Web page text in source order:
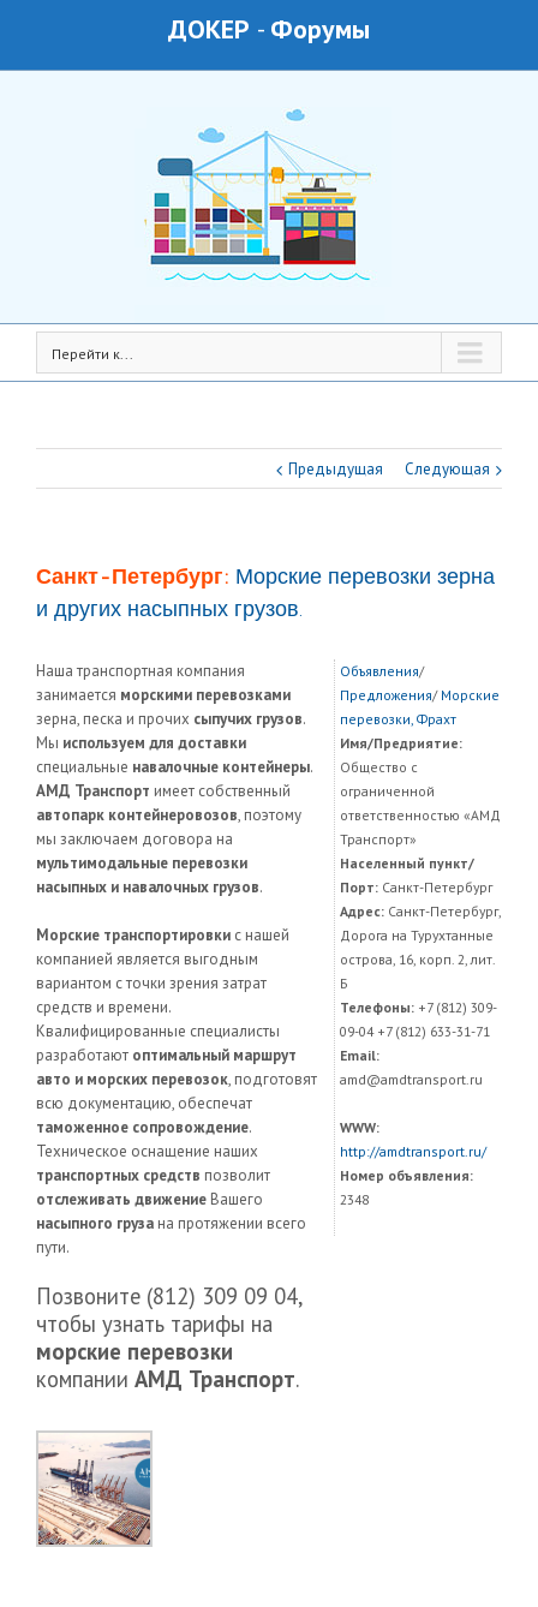
ДОКЕР - Форумы
Перейти к...
Предыдущая Следующая
Санкт-Петербург: Морские перевозки зерна
и других насыпных грузов.
Наша транспортная компания
занимается морскими перевозками
зерна, песка и прочих сыпучих грузов.
Мы используем для доставки
специальные навалочные контейнеры.
АМД Транспорт имеет собственный
автопарк контейнеровозов, поэтому
мы заключаем договора на
мультимодальные перевозки
насыпных и навалочных грузов.
Морские транспортировки с нашей
компанией является выгодным
вариантом с точки зрения затрат
средств и времени.
Квалифицированные специалисты
разработают оптимальный маршрут
авто и морских перевозок, подготовят
всю документацию, обеспечат
таможенное сопровождение.
Техническое оснащение наших
транспортных средств позволит
отслеживать движение Вашего
насыпного груза на протяжении всего
пути.
Позвоните (812) 309 09 04,
чтобы узнать тарифы на
морские перевозки
компании АМД Транспорт.
Объявления/
Предложения/ Морские
перевозки, Фрахт
Имя/Предриятие:
Общество с
ограниченной
ответственностью «АМД
Транспорт»
Населенный пункт/
Порт:Санкт-Петербург
Адрес:Санкт-Петербург,
Дорога на Турухтанные
острова, 16, корп. 2, лит.
Б
Телефоны:+7 (812) 309-
09-04 +7 (812) 633-31-71
Email:
amd@amdtransport.ru
WWW:
http://amdtransport.ru/
Номер объявления:
2348